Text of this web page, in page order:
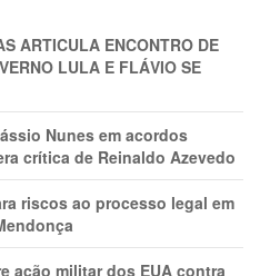
ARTICULA ENCONTRO DE
LULA E FLÁVIO SE
Nunes em acordos
crítica de Reinaldo Azevedo
riscos ao processo legal em
ação militar dos EUA contra